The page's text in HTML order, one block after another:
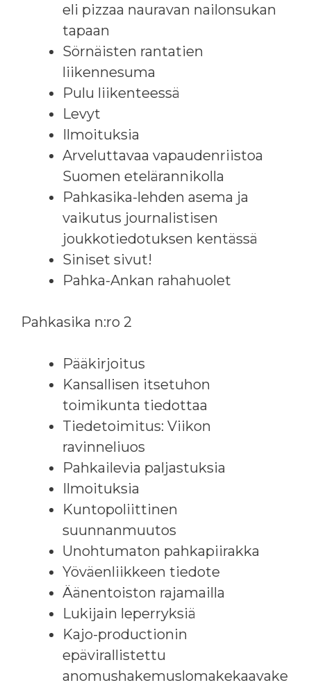
eli pizzaa nauravan nailonsukan
tapaan
Sörnäisten rantatien
liikennesuma
Pulu liikenteessä
Levyt
Ilmoituksia
Arveluttavaa vapaudenriistoa
Suomen etelärannikolla
Pahkasika-lehden asema ja
vaikutus journalistisen
joukkotiedotuksen kentässä
Siniset sivut!
Pahka-Ankan rahahuolet
Pahkasika n:ro 2
Pääkirjoitus
Kansallisen itsetuhon
toimikunta tiedottaa
Tiedetoimitus: Viikon
ravinneliuos
Pahkailevia paljastuksia
Ilmoituksia
Kuntopoliittinen
suunnanmuutos
Unohtumaton pahkapiirakka
Yöväenliikkeen tiedote
Äänentoiston rajamailla
Lukijain leperryksiä
Kajo-productionin
epävirallistettu
anomushakemuslomakekaavake